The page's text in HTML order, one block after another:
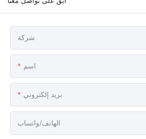
شركة
اسم
بريد إلكتروني
الهاتف/واتساب